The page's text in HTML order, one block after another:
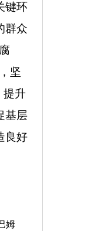
键环
群众
坚
提升
基层
良好
姆